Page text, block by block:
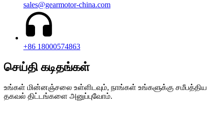
sales@gearmotor-china.com
+86 18000574863
செய்தி கடிதங்கள்
உங்கள் மின்னஞ்சலை உள்ளிடவும், நாங்கள் உங்களுக்கு சமீபத்திய
தகவல் திட்டங்களை அனுப்புவோம்.